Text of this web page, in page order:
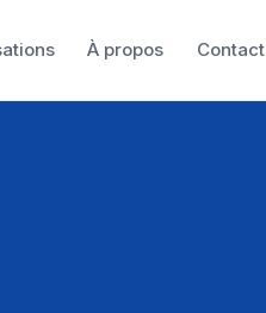
À propos Contact